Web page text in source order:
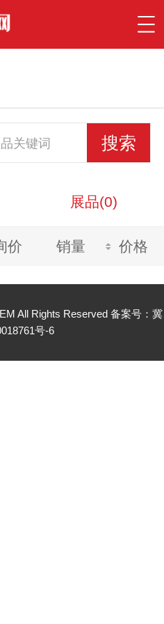
展品(0)
价 销量 价格
All Rights Reserved 备案号： 冀
号-6